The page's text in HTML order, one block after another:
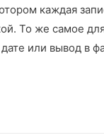
каждая
То же самое
или вывод в